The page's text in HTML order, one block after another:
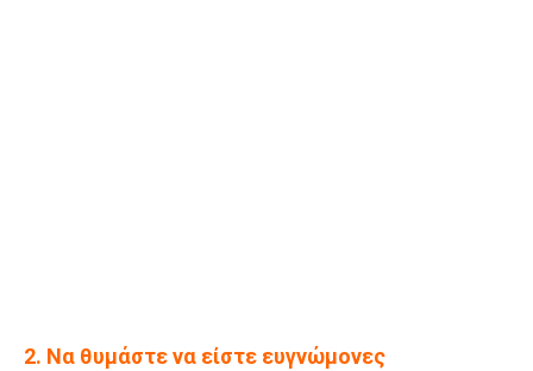
2. Να θυμάστε να είστε ευγνώμονες